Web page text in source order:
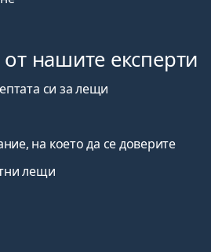
нашите експерти
си за лещи
на което да се доверите
лещи